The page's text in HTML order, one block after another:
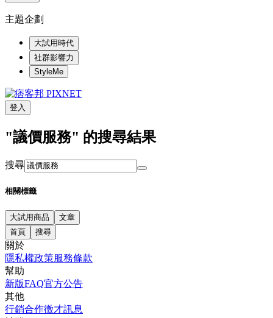
主題企劃
大試用時代
社群影響力
StyleMe
登入
"議價服務" 的搜尋結果
搜尋
相關標籤
大試用商品
文章
首頁
搜尋
關於
隱私權政策服務條款
幫助
新版FAQ官方公告
其他
行銷合作徵才訊息